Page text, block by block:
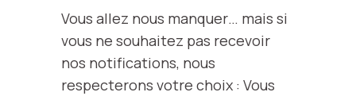
Vous allez nous manquer… mais si
vous ne souhaitez pas recevoir
nos notifications, nous
respecterons votre choix : Vous